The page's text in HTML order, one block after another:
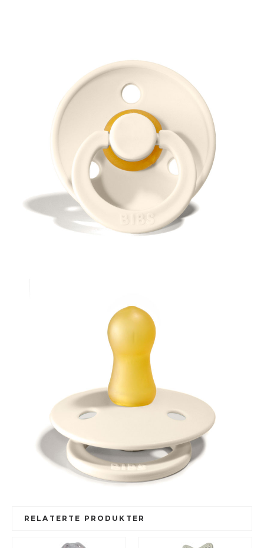
RELATERTE PRODUKTER